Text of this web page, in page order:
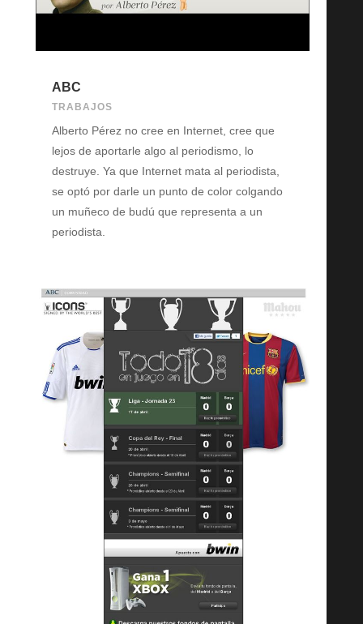
ABC
TRABAJOS
Alberto Pérez no cree en Internet, cree que
lejos de aportarle algo al periodismo, lo
destruye. Ya que Internet mata al periodista,
se optó por darle un punto de color colgando
un muñeco de budú que representa a un
periodista.